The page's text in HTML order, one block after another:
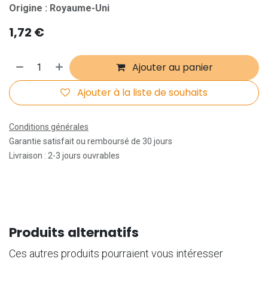
Origine : Royaume-Uni
1,72 €
Ajouter au panier
Ajouter à la liste de souhaits
Conditions générales
Garantie satisfait ou remboursé de 30 jours
Livraison : 2-3 jours ouvrables
Produits alternatifs
Ces autres produits pourraient vous intéresser